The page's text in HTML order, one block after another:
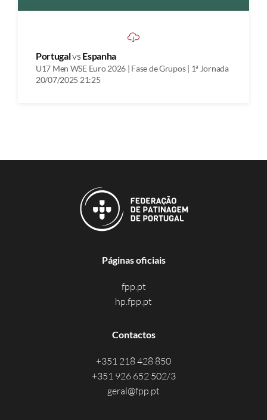
Portugalvs Espanha
U17 Men WSE Euro 2026 | Fase de Grupos | 1ª Jornada
20/07/2025 21:25
Páginas oficiais
fpp.pt
hp.fpp.pt
Contactos
+351 218 428 850
+351 926 652 502/3
geral@fpp.pt